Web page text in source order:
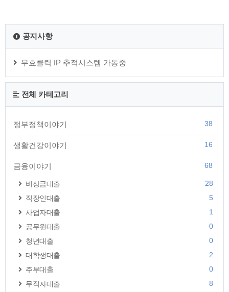
공지사항
무효클릭 IP 추적시스템 가동중
전체 카테고리
정부정책이야기 38
생활건강이야기 16
금융이야기 68
비상금대출
28
직장인대출
5
사업자대출
1
공무원대출
0
청년대출
0
대학생대출
2
주부대출
0
무직자대출
8